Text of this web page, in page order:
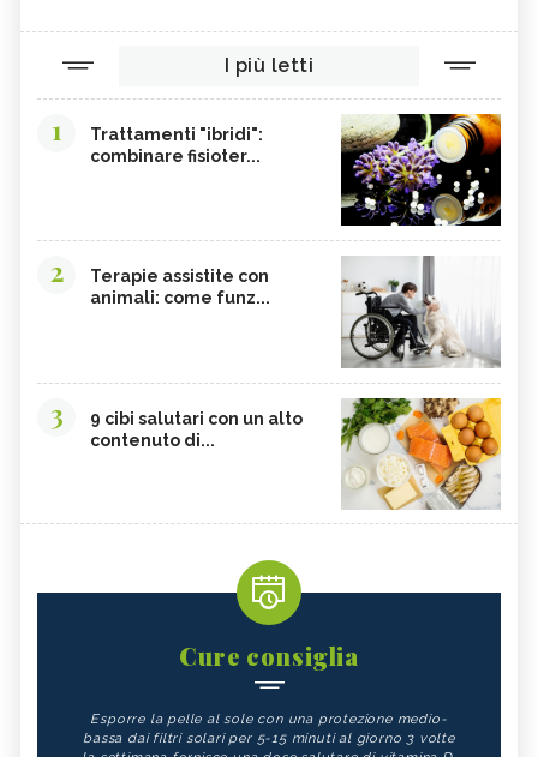
I più letti
1
Trattamenti "ibridi":
combinare fisioter...
2
Terapie assistite con
animali: come funz...
3
9 cibi salutari con un alto
contenuto di...
Cure consiglia
Esporre la pelle al sole con una protezione medio-
bassa dai filtri solari per 5-15 minuti al giorno 3 volte